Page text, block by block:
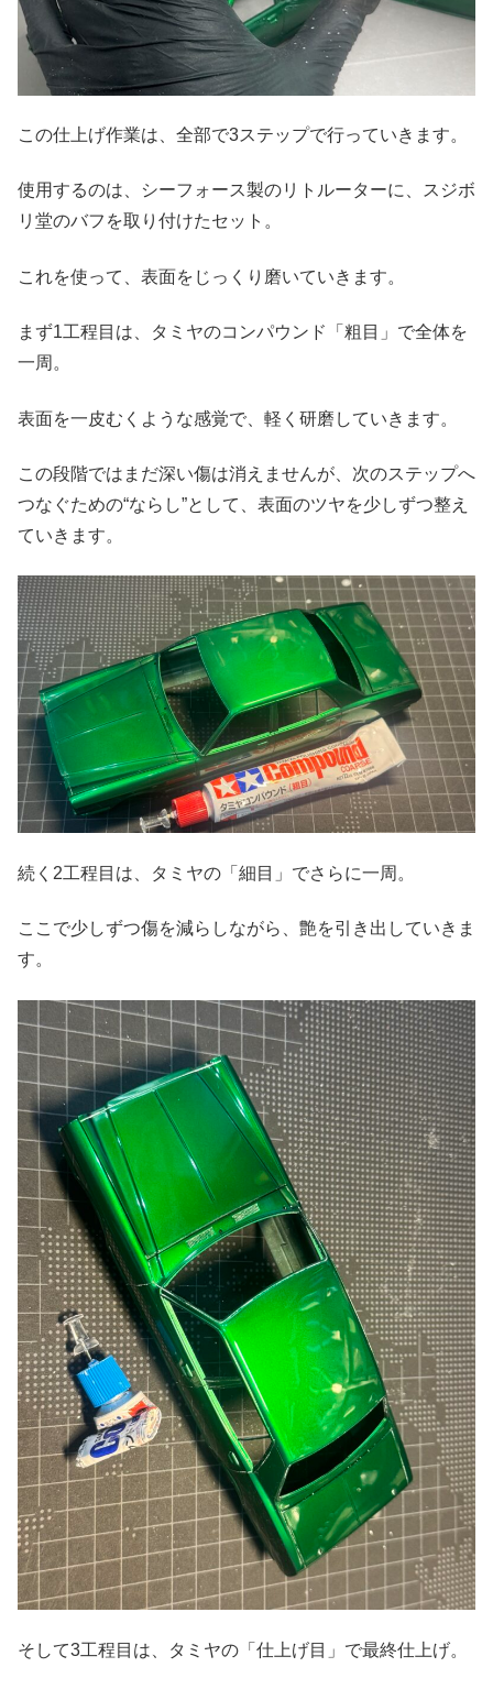
この仕上げ作業は、全部で3ステップで行っていきます。
使用するのは、シーフォース製のリトルーターに、スジボ
リ堂のバフを取り付けたセット。
これを使って、表面をじっくり磨いていきます。
まず1工程目は、タミヤのコンパウンド「粗目」で全体を
一周。
表面を一皮むくような感覚で、軽く研磨していきます。
この段階ではまだ深い傷は消えませんが、次のステップへ
つなぐための“ならし”として、表面のツヤを少しずつ整え
ていきます。
続く2工程目は、タミヤの「細目」でさらに一周。
ここで少しずつ傷を減らしながら、艶を引き出していきま
す。
そして3工程目は、タミヤの「仕上げ目」で最終仕上げ。